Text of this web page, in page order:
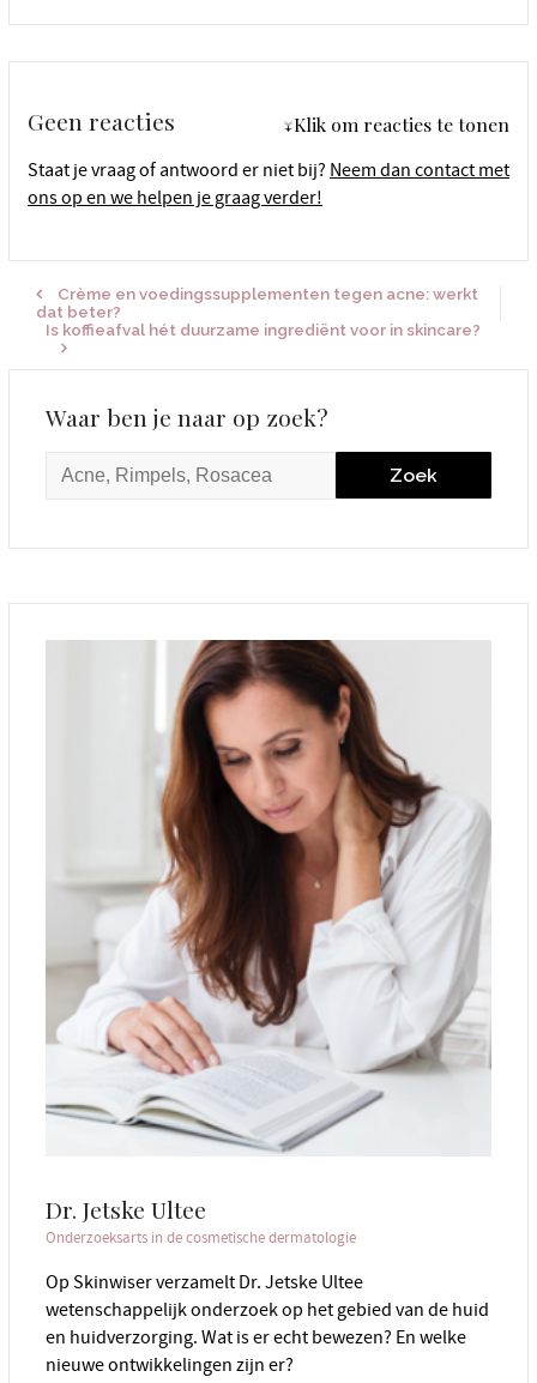
Geen reacties ↓Klik om reacties te tonen
Staat je vraag of antwoord er niet bij? Neem dan contact met
ons op en we helpen je graag verder!
Crème en voedingssupplementen tegen acne: werkt
dat beter?
Is koffieafval hét duurzame ingrediënt voor in skincare?
Waar ben je naar op zoek?
Dr. Jetske Ultee
Onderzoeksarts in de cosmetische dermatologie
Op Skinwiser verzamelt Dr. Jetske Ultee
wetenschappelijk onderzoek op het gebied van de huid
en huidverzorging. Wat is er echt bewezen? En welke
nieuwe ontwikkelingen zijn er?